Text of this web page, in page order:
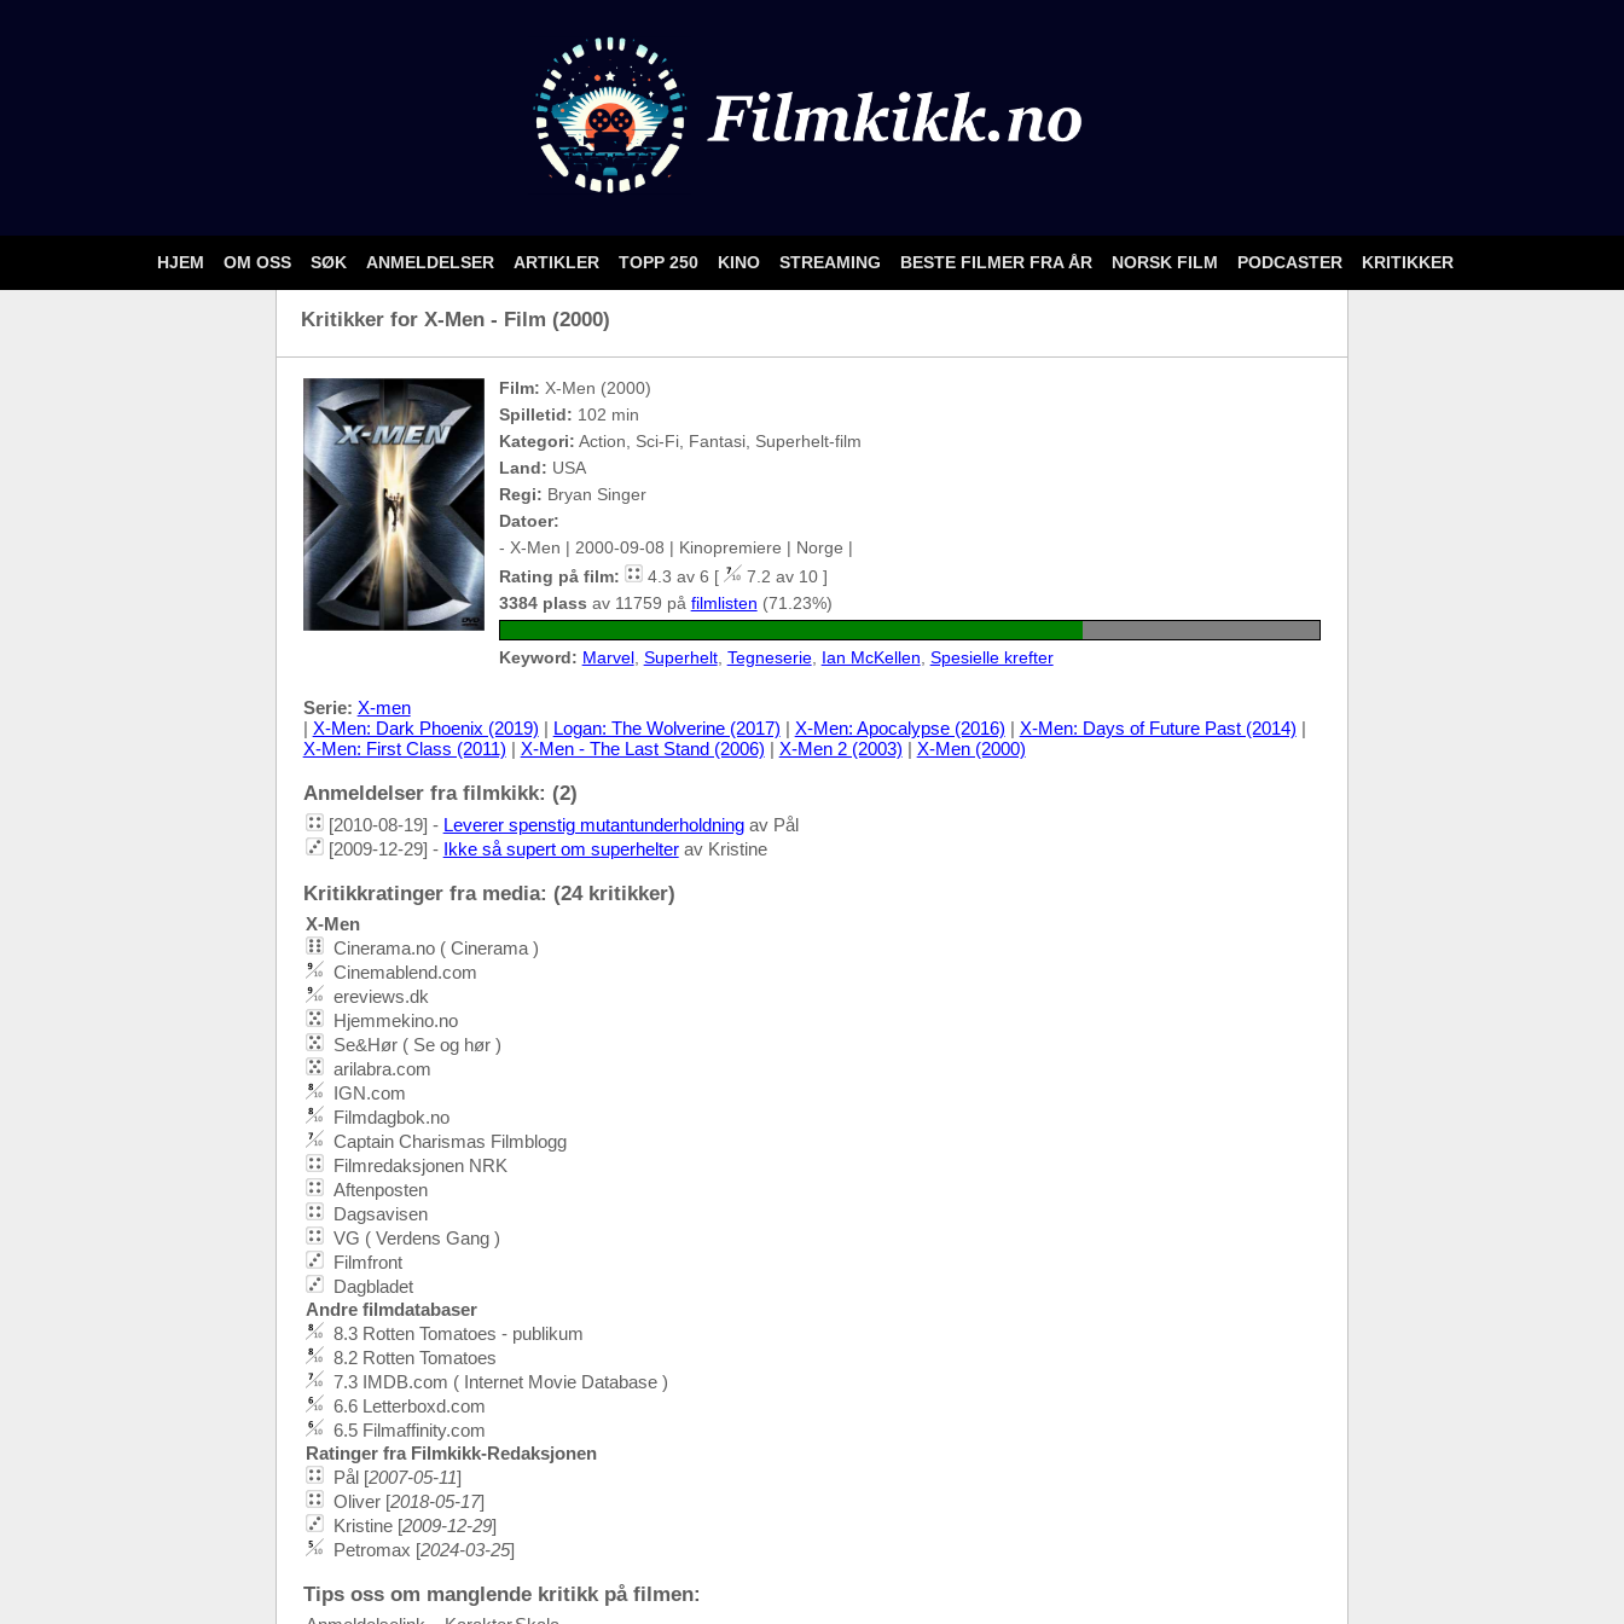
HJEM OM OSS SØK ANMELDELSER ARTIKLER TOPP 250 KINO STREAMING BESTE FILMER FRA ÅR NORSK FILM PODCASTER KRITIKKER
Kritikker for X-Men - Film (2000)
Film: X-Men (2000)
Spilletid: 102 min
Kategori: Action, Sci-Fi, Fantasi, Superhelt-film
Land: USA
Regi: Bryan Singer
Datoer:
- X-Men | 2000-09-08 | Kinopremiere | Norge |
Rating på film:
4.3 av 6 [
7.2 av 10 ]
3384 plass av 11759 på filmlisten (71.23%)
Keyword: Marvel, Superhelt, Tegneserie, Ian McKellen Spesielle krefter
Serie: X-men
| X-Men: Dark Phoenix (2019) | Logan: The Wolverine (2017) | X-Men: Apocalypse (2016) | X-Men: Days of Future Past (2014) |
X-Men: First Class (2011) | X-Men - The Last Stand (2006) | X-Men 2 (2003) | X-Men (2000)
Anmeldelser fra filmkikk: (2)
[2010-08-19] - Leverer spenstig mutantunderholdningav Pål
[2009-12-29] - Ikke så supert om superhelterav Kristine
Kritikkratinger fra media: (24 kritikker)
X-Men
Cinerama.no ( Cinerama )
Cinemablend.com
ereviews.dk
Hjemmekino.no
Se&Hør ( Se og hør )
arilabra.com
IGN.com
Filmdagbok.no
Captain Charismas Filmblogg
Filmredaksjonen NRK
Aftenposten
Dagsavisen
VG ( Verdens Gang )
Filmfront
Dagbladet
Andre filmdatabaser
8.3 Rotten Tomatoes - publikum
8.2 Rotten Tomatoes
7.3 IMDB.com ( Internet Movie Database )
6.6 Letterboxd.com
6.5 Filmaffinity.com
Ratinger fra Filmkikk-Redaksjonen
Pål [2007-05-11]
Oliver [2018-05-17]
Kristine [2009-12-29]
Petromax [2024-03-25]
Tips oss om manglende kritikk på filmen: